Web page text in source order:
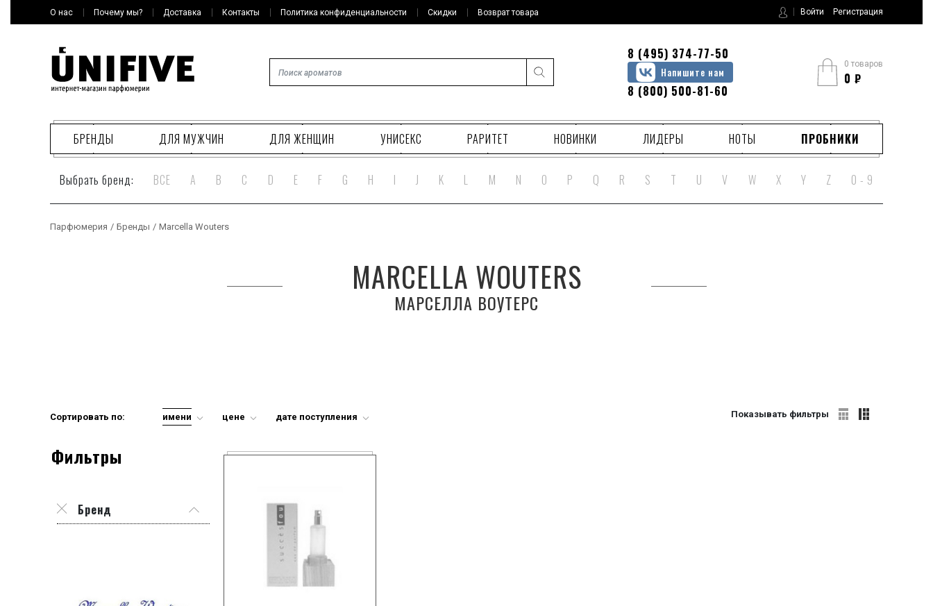
О нас Почему мы? Доставка Контакты Политика конфиденциальности Скидки Возврат товара Войти Регистрация
8 (495) 374-77-50
Напишите нам
8 (800) 500-81-60
0 товаров
0 ₽
БРЕНДЫ ДЛЯ МУЖЧИН ДЛЯ ЖЕНЩИН УНИСЕКС РАРИТЕТ НОВИНКИ ЛИДЕРЫ НОТЫ ПРОБНИКИ
Выбрать бренд: ВСЕ A B C D E F G H I J K L M N O P Q R S T U V W X Y Z 0 - 9
Парфюмерия / Бренды / Marcella Wouters
MARCELLA WOUTERS
МАРСЕЛЛА ВОУТЕРС
Фильтры
Бренд
Сортировать по: имени цене дате поступления Показывать фильтры